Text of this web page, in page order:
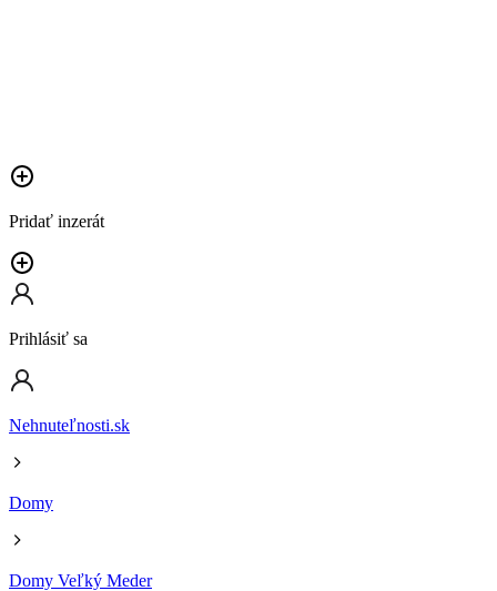
Pridať inzerát
Prihlásiť sa
Nehnuteľnosti.sk
Domy
Domy Veľký Meder